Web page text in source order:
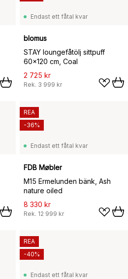
Endast ett fåtal kvar
blomus
STAY loungefåtölj sittpuff
60x120 cm, Coal
2 725 kr
Rek. 3 999 kr
Endast ett fåtal kvar
FDB Møbler
M15 Ermelunden bänk, Ash
nature oiled
8 330 kr
Rek. 12 999 kr
REA
-36%
Endast ett fåtal kvar
REA
-40%